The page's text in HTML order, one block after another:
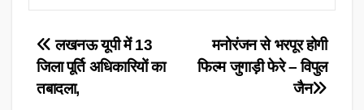
Post
navigation
मनोरंजन से भरपूर होगी
फिल्म जुगाड़ी फेरे – विपुल
जैन
लखनऊ यूपी में 13
जिला पूर्ति अधिकारियों का
तबादला,